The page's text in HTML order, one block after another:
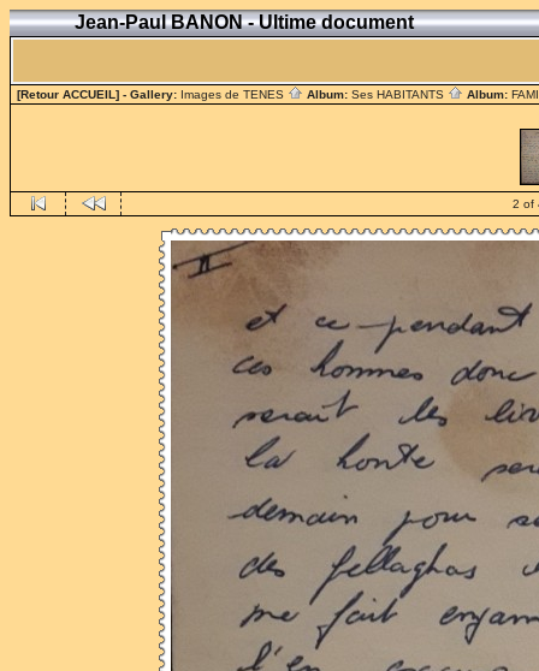
Jean-Paul BANON - Ultime document
[Retour ACCUEIL] - Gallery: Images de TENES Album: Ses HABITANTS Album:
2 of